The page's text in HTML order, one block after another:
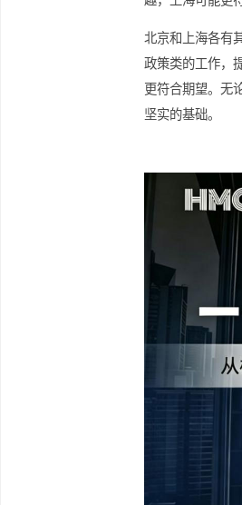
选择北
在25届留学
管理或者国
北京和上海
政策类的工
更符合期望
坚实的基础。